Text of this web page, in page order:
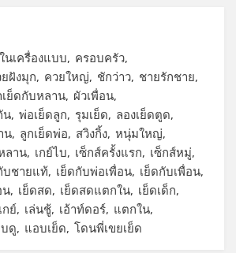
นเครื่องแบบ
ครอบครัว
ฝังมุก ควยใหญ่ ชักว่าว
ชายรักชาย
เย็ดกับหลาน
ผัวเพื่อน
น พ่อเย็ดลูก รุมเย็ด
ลองเย็ดตูด
น ลูกเย็ดพ่อ สวิงกิ้ง หนุ่มใหญ่
ลาน เกย์ไบ เซ็กส์ครั้งแรก
เซ็กส์หมู่
บชายแท้ เย็ดกับพ่อเพื่อน
เย็ดกับเพื่อน
น เย็ดสด เย็ดสดแตกใน
เย็ดเด็ก
กย์ เล่นชู้ เอ้าท์ดอร์
แตกใน
ดู แอบเย็ด โดนพี่เขยเย็ด